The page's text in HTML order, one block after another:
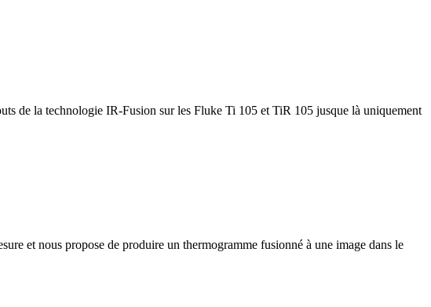
de la technologie IR-Fusion sur les Fluke Ti 105 et TiR 105 jusque là uniquement
et nous propose de produire un thermogramme fusionné à une image dans le